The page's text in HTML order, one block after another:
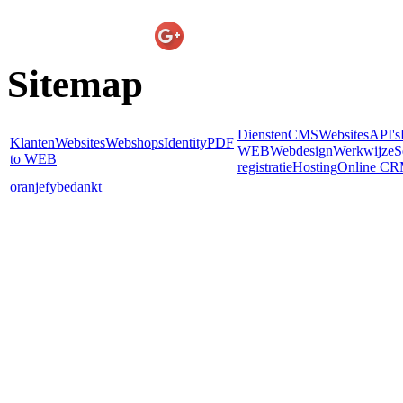
Sitemap
KlantenWebsitesWebshopsIdentityPDF
to WEB
DienstenCMSWebsitesAPI's
WEBWebdesignWerkwijze
registratieHostingOnline
oranjefybedankt